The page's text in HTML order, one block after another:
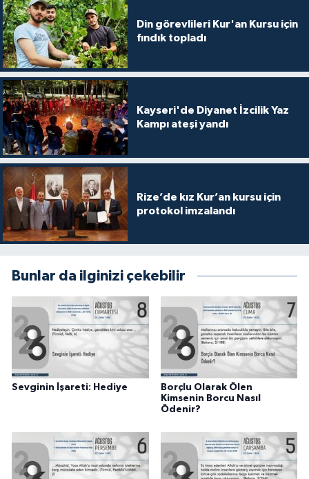
Din görevlileri Kur'an Kursu için
fındık topladı
Kayseri'de Diyanet İzcilik Yaz
Kampı ateşi yandı
Rize’de kız Kur’an kursu için
protokol imzalandı
Bunlar da ilginizi çekebilir
Sevginin İşareti: Hediye
Borçlu Olarak Ölen
Kimsenin Borcu Nasıl
Ödenir?
Erzincan Müftülüğü
Erzurum Müftülüğü
Eskişehir Müftülüğü
Gaziantep Müftülüğü
Giresun Müftülüğü
Gümüşhane Müftülüğü
Hakkari Müftülüğü
Isparta Müftülüğü
İstanbul Müftülüğü
İzmir Müftülüğü
Karabük Müftülüğü